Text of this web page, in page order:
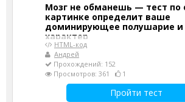
Мозг не обманешь — тест по
картинке определит ваше
доминирующее полушарие и
характер
HTML-код
Андрей
Прохождений: 152
Просмотров: 361
1
Пройти тест